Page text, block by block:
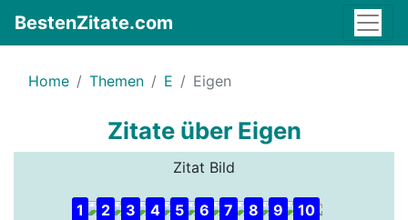
BestenZitate.com
Home Themen E Eigen
Zitate über Eigen
Zitat Bild
1 2 3 4 5 6 7 8 9 10